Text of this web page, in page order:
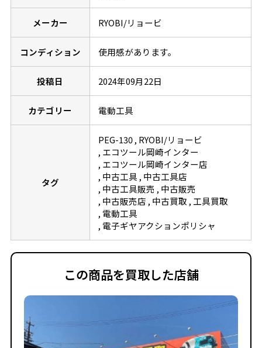
メーカー RYOBI/リョービ
コンディション 使用感があります。
投稿日 2024年09月22日
カテゴリー 電動工具
タグ
PEG-130 RYOBI/リョービ
エコツール岡崎インター
エコツール岡崎インター店
中古工具 中古工具店
中古工具販売
中古販売
中古販売店 中古買取 工具買取
電動工具
電子ギヤアクションポリシャ
この商品を買取した店舗